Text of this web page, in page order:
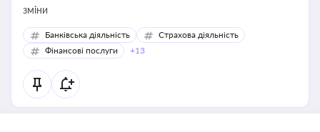
зміни
Банківська діяльність
Страхова діяльність
Фінансові послуги
+13